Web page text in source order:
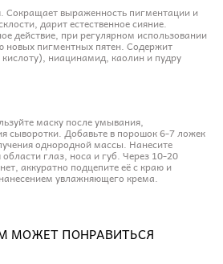
Сокращает выраженность пигментации и
дарит естественное сияние.
действие, при регулярном использовании
новых пигментных пятен. Содержит
ниацинамид, каолин и пудру
маску после умывания,
сыворотки. Добавьте в порошок 6-7 ложек
однородной массы. Нанесите
глаз, носа и губ. Через 10-20
аккуратно подцепите её с краю и
увлажняющего крема.
МОЖЕТ ПОНРАВИТЬСЯ